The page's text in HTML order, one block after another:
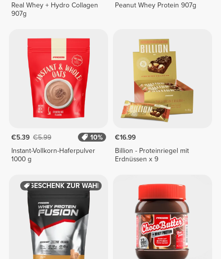
Real Whey + Hydro Collagen
907g
Peanut Whey Protein 907g
€5.39 €5.99
10%
Instant-Vollkorn-Haferpulver
1000 g
€16.99
Billion - Proteinriegel mit
Erdnüssen x 9
GESCHENK ZUR WAHL